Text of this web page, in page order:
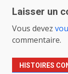
Laisser un
Vous devez
commentaire.
HISTOIRES